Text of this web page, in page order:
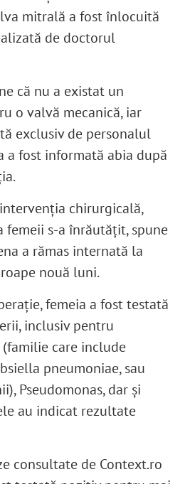
mitrală a fost înlocuită
de doctorul
că nu a existat un
o valvă mecanică, iar
exclusiv de personalul
a fost informată abia după
chirurgicală,
femeii s-a înrăutățit, spune
a rămas internată la
nouă luni.
femeia a fost testată
inclusiv pentru
care include
pneumoniae, sau
), Pseudomonas, dar și
au indicat rezultate
consultate de Context.ro